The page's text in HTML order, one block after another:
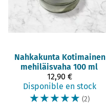
Nahkakunta Kotimainen
mehiläisvaha 100 ml
12,90 €
Disponible en stock
☆☆☆☆☆ (2)